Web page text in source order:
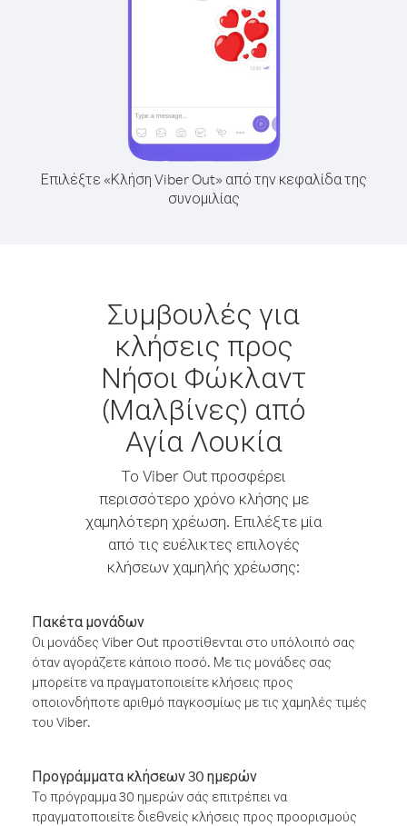
Επιλέξτε «Κλήση Viber Out» από την κεφαλίδα της
συνομιλίας
Συμβουλές για
κλήσεις προς
Νήσοι Φώκλαντ
(Μαλβίνες) από
Αγία Λουκία
Το Viber Out προσφέρει
περισσότερο χρόνο κλήσης με
χαμηλότερη χρέωση. Επιλέξτε μία
από τις ευέλικτες επιλογές
κλήσεων χαμηλής χρέωσης:
Πακέτα μονάδων
Οι μονάδες Viber Out προστίθενται στο υπόλοιπό σας
όταν αγοράζετε κάποιο ποσό. Με τις μονάδες σας
μπορείτε να πραγματοποιείτε κλήσεις προς
οποιονδήποτε αριθμό παγκοσμίως με τις χαμηλές τιμές
του Viber.
Προγράμματα κλήσεων 30 ημερών
Το πρόγραμμα 30 ημερών σάς επιτρέπει να
πραγματοποιείτε διεθνείς κλήσεις προς προορισμούς